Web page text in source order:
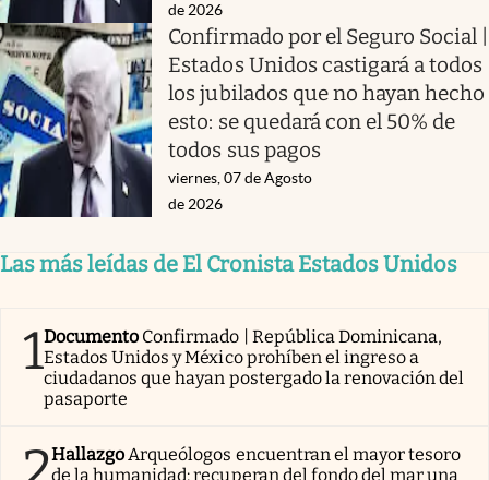
de 2026
Confirmado por el Seguro Social |
Estados Unidos castigará a todos
los jubilados que no hayan hecho
esto: se quedará con el 50% de
todos sus pagos
viernes, 07 de Agosto
de 2026
Las más leídas de El Cronista Estados Unidos
1Documento Confirmado | República Dominicana,
Estados Unidos y México prohíben el ingreso a
ciudadanos que hayan postergado la renovación del
pasaporte
HallazgoArqueólogos encuentran el mayor tesoro
de la humanidad: recuperan del fondo del mar una